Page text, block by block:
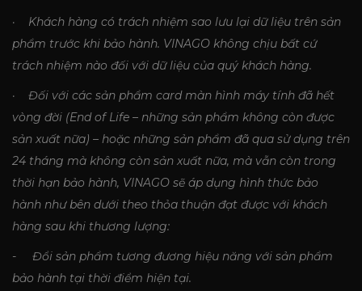
· Khách hàng có trách nhiệm sao lưu lại dữ liệu trên sản
phẩm trước khi bảo hành. VINAGO không chịu bất cứ
trách nhiệm nào đối với dữ liệu của quý khách hàng.
· Đối với các sản phẩm card màn hình máy tính đã hết
vòng đời (End of Life – những sản phẩm không còn được
sản xuất nữa) – hoặc những sản phẩm đã qua sử dụng trên
24 tháng mà không còn sản xuất nữa, mà vẫn còn trong
thời hạn bảo hành, VINAGO sẽ áp dụng hình thức bảo
hành như bên dưới theo thỏa thuận đạt được với khách
hàng sau khi thương lượng:
- Đổi sản phẩm tương đương hiệu năng với sản phẩm
bảo hành tại thời điểm hiện tại.